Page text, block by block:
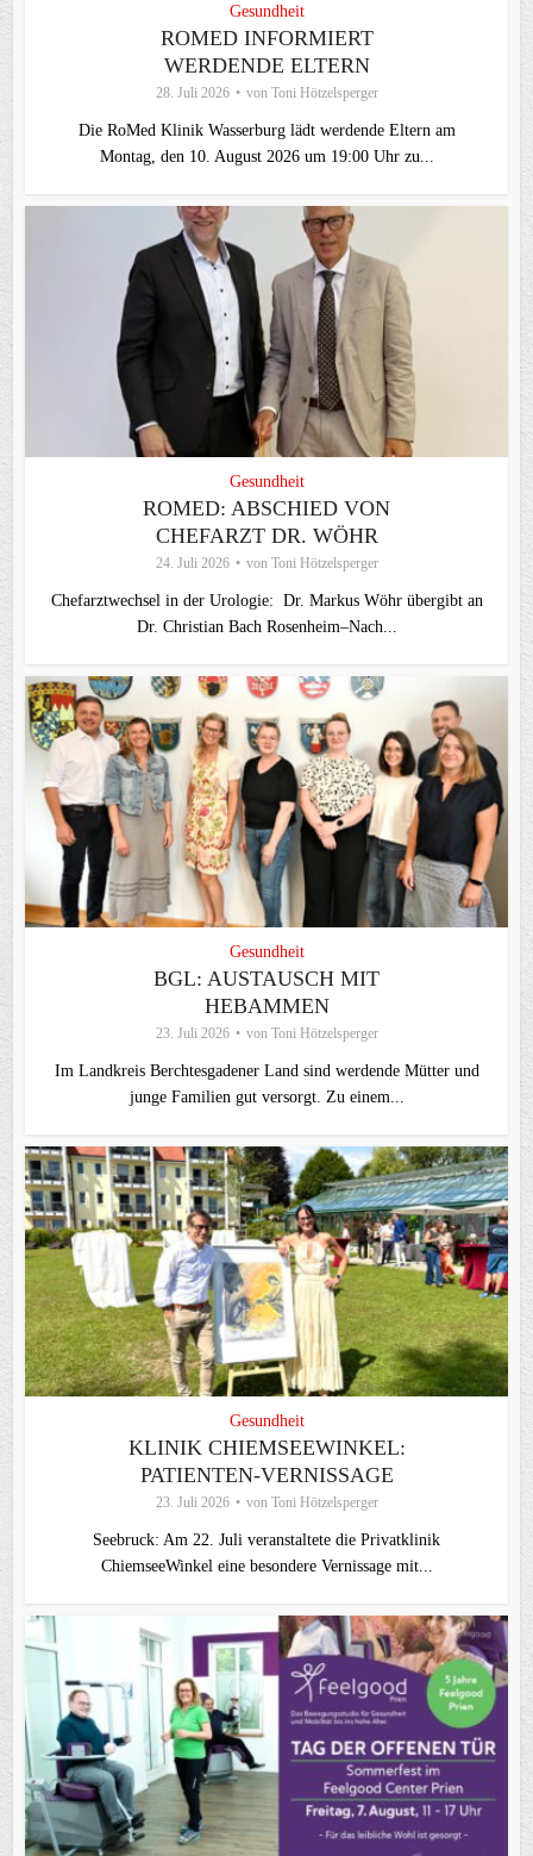
Gesundheit
ROMED INFORMIERT
WERDENDE ELTERN
28. Juli 2026 von Toni Hötzelsperger
Die RoMed Klinik Wasserburg lädt werdende Eltern am
Montag, den 10. August 2026 um 19:00 Uhr zu...
Gesundheit
ROMED: ABSCHIED VON
CHEFARZT DR. WÖHR
24. Juli 2026 von Toni Hötzelsperger
Chefarztwechsel in der Urologie: Dr. Markus Wöhr übergibt an
Dr. Christian Bach Rosenheim–Nach...
Gesundheit
BGL: AUSTAUSCH MIT
HEBAMMEN
23. Juli 2026 von Toni Hötzelsperger
Im Landkreis Berchtesgadener Land sind werdende Mütter und
junge Familien gut versorgt. Zu einem...
Gesundheit
KLINIK CHIEMSEEWINKEL:
PATIENTEN-VERNISSAGE
23. Juli 2026 von Toni Hötzelsperger
Seebruck: Am 22. Juli veranstaltete die Privatklinik
ChiemseeWinkel eine besondere Vernissage mit...